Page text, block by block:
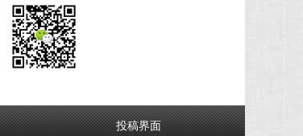
投稿界面